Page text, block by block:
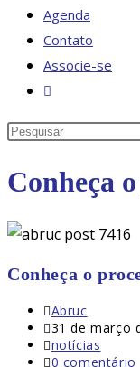
Agenda
Contato
Associe-se
Alternar
do
Pesquisar
site
Conheça
Conheça o
Autor
do
post:
Abruc
Post
publicado:
31 de março
Categoria
do
notícias
Comentários
0 comentário